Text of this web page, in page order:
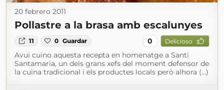
20 febrero 2011
Pollastre a la brasa amb escalunyes
11 0 Guardar 0 Delicioso
Avui cuino aquesta recepta en homenatge a Santi
Santamaria, un dels grans xefs del moment defensor de
la cuina tradicional i els productes locals però alhora (...)